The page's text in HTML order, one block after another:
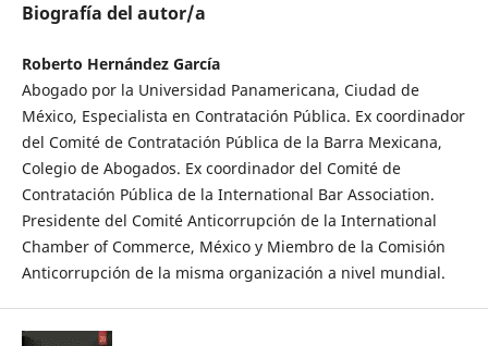
Biografía del autor/a
Roberto Hernández García
Abogado por la Universidad Panamericana, Ciudad de
México, Especialista en Contratación Pública. Ex coordinador
del Comité de Contratación Pública de la Barra Mexicana,
Colegio de Abogados. Ex coordinador del Comité de
Contratación Pública de la International Bar Association.
Presidente del Comité Anticorrupción de la International
Chamber of Commerce, México y Miembro de la Comisión
Anticorrupción de la misma organización a nivel mundial.